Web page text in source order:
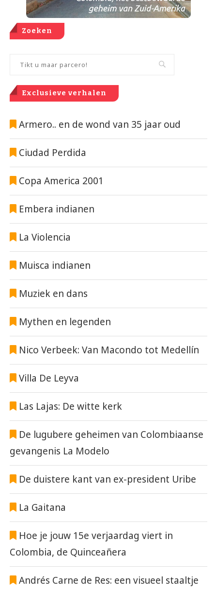
Zoeken
Exclusieve verhalen
Armero.. en de wond van 35 jaar oud
Ciudad Perdida
Copa America 2001
Embera indianen
La Violencia
Muisca indianen
Muziek en dans
Mythen en legenden
Nico Verbeek: Van Macondo tot Medellín
Villa De Leyva
Las Lajas: De witte kerk
De lugubere geheimen van Colombiaanse
gevangenis La Modelo
De duistere kant van ex-president Uribe
La Gaitana
Hoe je jouw 15e verjaardag viert in
Colombia, de Quinceañera
Andrés Carne de Res: een visueel staaltje